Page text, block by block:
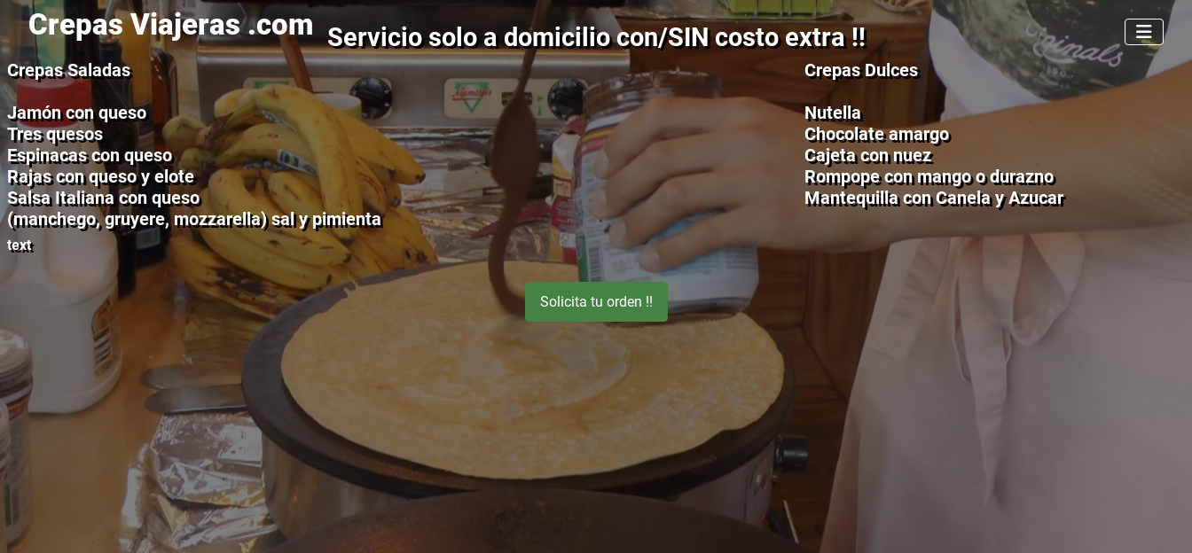
Crepas Viajeras .com Servicio solo a domicilio con/SIN costo extra !!
Crepas Saladas
Jamón con queso
Tres quesos
Espinacas con queso
Rajas con queso y elote
Salsa Italiana con queso
(manchego, gruyere, mozzarella) sal y pimienta
Crepas Dulces
Nutella
Chocolate amargo
Cajeta con nuez
Rompope con mango o durazno
Mantequilla con Canela y Azucar
text
Solicita tu orden !!